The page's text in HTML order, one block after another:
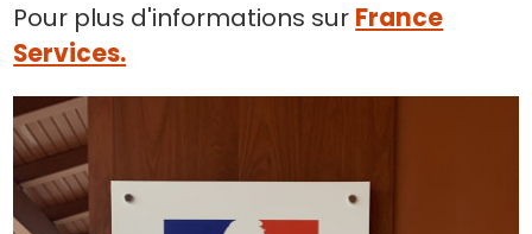
Pour plus d'informations sur France
Services.